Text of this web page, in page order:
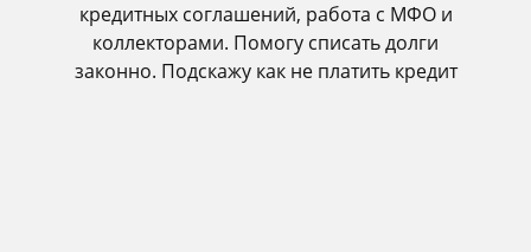
кредитных соглашений, работа с МФО и
коллекторами. Помогу списать долги
законно. Подскажу как не платить кредит